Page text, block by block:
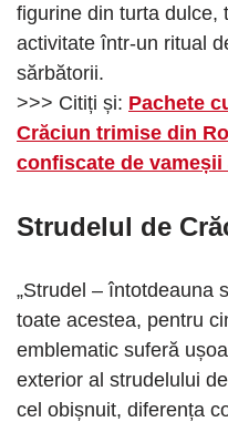
figurine din turta dulce,
activitate într-un ritual
sărbătorii.
>>> Citiți și: Pachete
Crăciun trimise din
confiscate de
Strudelul de
„Strudel – întotdeauna
toate acestea, pentru
emblematic suferă
exterior al strudelului
cel obișnuit, diferența